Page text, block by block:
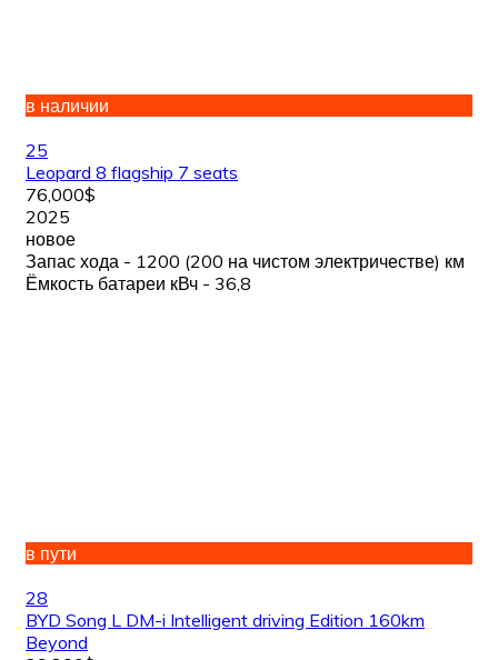
в наличии
25
Leopard 8 flagship 7 seats
76,000$
2025
новое
Запас хода - 1200 (200 на чистом электричестве) км
Ёмкость батареи кВч - 36,8
в пути
28
BYD Song L DM-i Intelligent driving Edition 160km
Beyond